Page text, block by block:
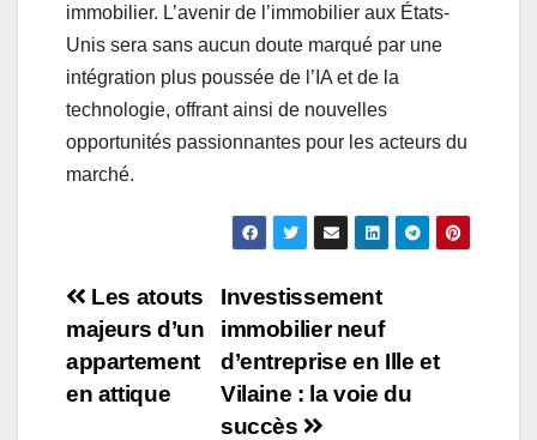
immobilier. L’avenir de l’immobilier aux États-
Unis sera sans aucun doute marqué par une
intégration plus poussée de l’IA et de la
technologie, offrant ainsi de nouvelles
opportunités passionnantes pour les acteurs du
marché.
Navigation
de
l’article
Investissement
immobilier neuf
d’entreprise en Ille et
Vilaine : la voie du
succès
Les atouts
majeurs d’un
appartement
en attique